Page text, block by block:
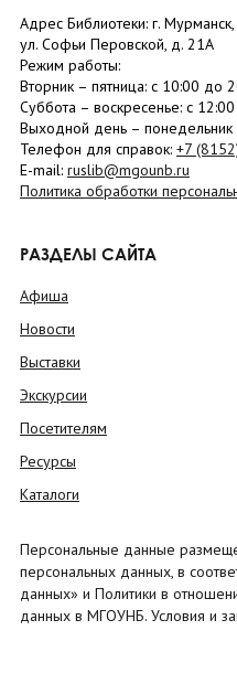
Адрес Библиотеки: г. Мурманск,
ул. Софьи Перовской, д. 21А
Режим работы:
Вторник – пятница: с 10:00 до
Суббота – воскресенье: c
Выходной день – понедельник
Телефон для справок: +7
E-mail: ruslib@mgounb.ru
Политика обработки
РАЗДЕЛЫ САЙТА
Афиша
Новости
Выставки
Экскурсии
Посетителям
Ресурсы
Каталоги
Персональные данные
персональных данных, в
данных» и Политики в
данных в МГОУНБ. Условия и